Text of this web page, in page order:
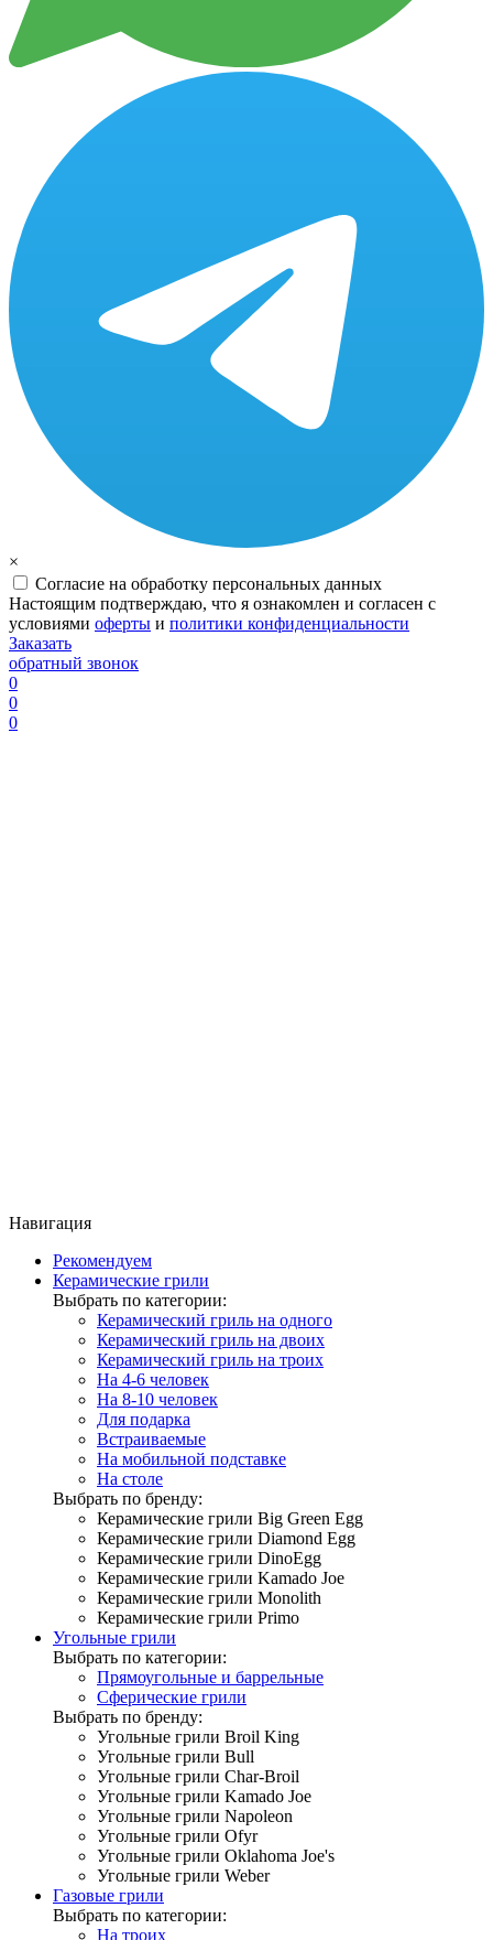
×
Согласие на обработку персональных данных
Настоящим подтверждаю, что я ознакомлен и согласен с
условиями оферты и политики конфиденциальности
Заказать
обратный звонок
0
0
0
Навигация
Рекомендуем
Керамические грили
Выбрать по категории:
Керамический гриль на одного
Керамический гриль на двоих
Керамический гриль на троих
На 4-6 человек
На 8-10 человек
Для подарка
Встраиваемые
На мобильной подставке
На столе
Выбрать по бренду:
Керамические грили Big Green Egg
Керамические грили Diamond Egg
Керамические грили DinoEgg
Керамические грили Kamado Joe
Керамические грили Monolith
Керамические грили Primo
Угольные грили
Выбрать по категории:
Прямоугольные и баррельные
Сферические грили
Выбрать по бренду:
Угольные грили Broil King
Угольные грили Bull
Угольные грили Char-Broil
Угольные грили Kamado Joe
Угольные грили Napoleon
Угольные грили Ofyr
Угольные грили Oklahoma Joe's
Угольные грили Weber
Газовые грили
Выбрать по категории:
На троих